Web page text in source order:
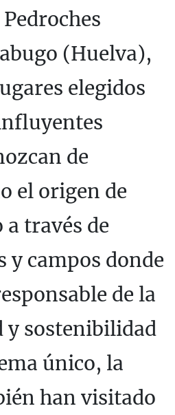
(Huelva),
elegidos
de
el origen de
través de
y campos donde
de la
y sostenibilidad
único, la
han visitado